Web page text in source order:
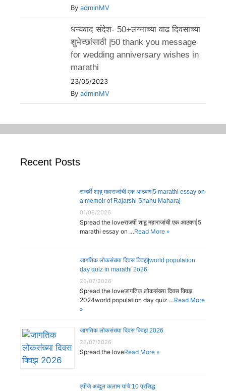
By adminMV
धन्यवाद संदेश- 50+लग्नाच्या वाढ दिवसाच्या
शुभेच्छांसाठी |50 thank you message
for wedding anniversary wishes in
marathi
23/05/2023
By adminMV
Recent Posts
राजर्षी शाहू महाराजांची एक आठवण|5 marathi essay on
a memoir of Rajarshi Shahu Maharaj
01/08/2026
Spread the loveराजर्षी शाहू महाराजांची एक आठवण|5
marathi essay on …Read More »
जागतिक लोकसंख्या दिवस क्विझ|world population
day quiz in marathi 2o26
23/07/2026
Spread the loveजागतिक लोकसंख्या दिवस क्विझ
2024world population day quiz …Read More
»
जागतिक लोकसंख्या दिवस क्विझ 2026
23/07/2026
Spread the loveRead More »
एपीजे अब्दुल कलाम यांचे 10 प्रसिद्ध